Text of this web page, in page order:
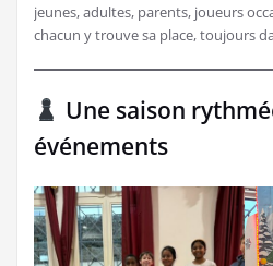
jeunes, adultes, parents, joueurs
chacun y trouve sa place, toujours
Une saison
événements